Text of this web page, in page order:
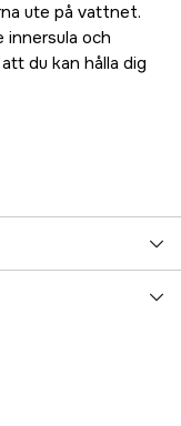
ute på vattnet.
innersula och
du kan hålla dig
5000027111